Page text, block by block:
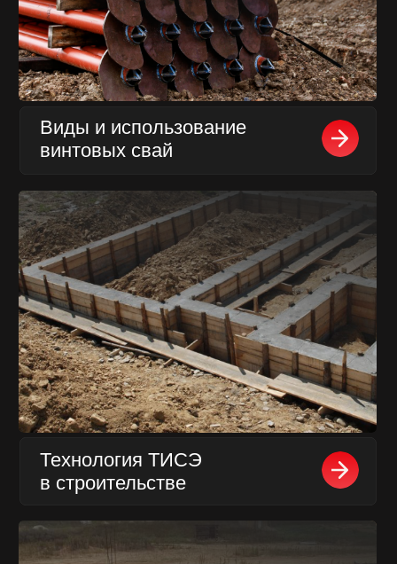
Нажимая на кнопку отправить
Вы соглашаетесь на обработку
Ваших персональных данных
компание ООО «Винстрой»
ЗАКАЗАТЬ
ОБРАТНЫЙ
ЗВОНОК
Телефон
+7
Заказать звонок